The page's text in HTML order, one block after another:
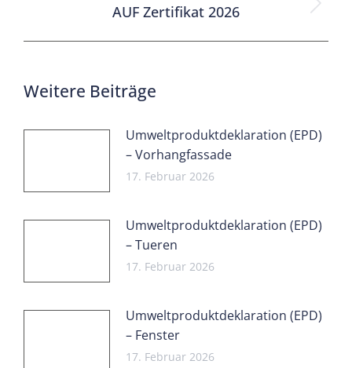
AUF Zertifikat 2026
Weitere Beiträge
Umweltproduktdeklaration (EPD)
– Vorhangfassade
17. Februar 2026
Umweltproduktdeklaration (EPD)
– Tueren
17. Februar 2026
Umweltproduktdeklaration (EPD)
– Fenster
17. Februar 2026